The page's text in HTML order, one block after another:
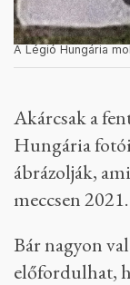
A Légió Hungária
Akárcsak a
Hungária
ábrázolják,
meccsen
Bár nagyon
előfordulhat,